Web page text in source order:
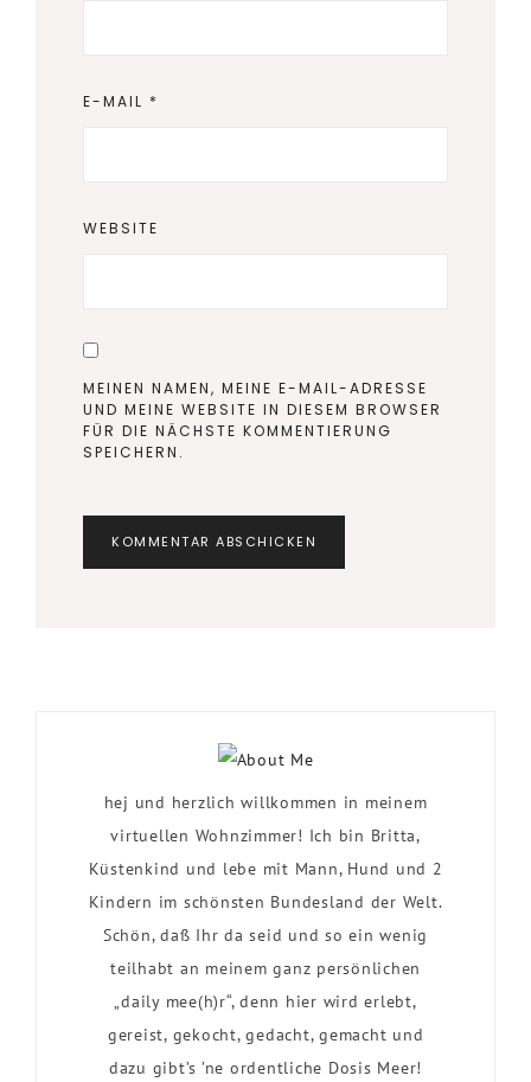
E-MAIL *
WEBSITE
MEINEN NAMEN, MEINE E-MAIL-ADRESSE
UND MEINE WEBSITE IN DIESEM BROWSER
FÜR DIE NÄCHSTE KOMMENTIERUNG
SPEICHERN.
hej und herzlich willkommen in meinem
virtuellen Wohnzimmer! Ich bin Britta,
Küstenkind und lebe mit Mann, Hund und 2
Kindern im schönsten Bundesland der Welt.
Schön, daß Ihr da seid und so ein wenig
teilhabt an meinem ganz persönlichen
„daily mee(h)r“, denn hier wird erlebt,
gereist, gekocht, gedacht, gemacht und
dazu gibt’s ’ne ordentliche Dosis Meer!